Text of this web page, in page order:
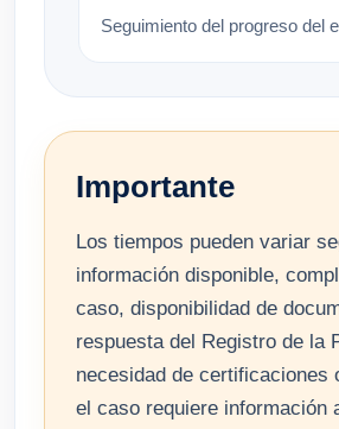
Seguimiento del progreso del
Importante
Los tiempos pueden variar
información disponible,
caso, disponibilidad de
respuesta del Registro de la
necesidad de certificaciones
el caso requiere información